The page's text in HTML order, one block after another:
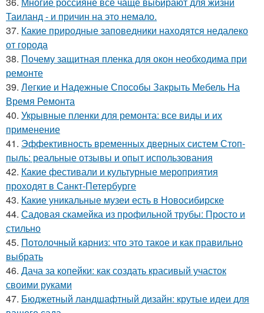
Таиланд - и причин на это немало.
37. Какие природные заповедники находятся недалеко
от города
38. Почему защитная пленка для окон необходима при
ремонте
39. Легкие и Надежные Способы Закрыть Мебель На
Время Ремонта
40. Укрывные пленки для ремонта: все виды и их
применение
41. Эффективность временных дверных систем Стоп-
пыль: реальные отзывы и опыт использования
42. Какие фестивали и культурные мероприятия
проходят в Санкт-Петербурге
43. Какие уникальные музеи есть в Новосибирске
44. Садовая скамейка из профильной трубы: Просто и
стильно
45. Потолочный карниз: что это такое и как правильно
выбрать
46. Дача за копейки: как создать красивый участок
своими руками
47. Бюджетный ландшафтный дизайн: крутые идеи для